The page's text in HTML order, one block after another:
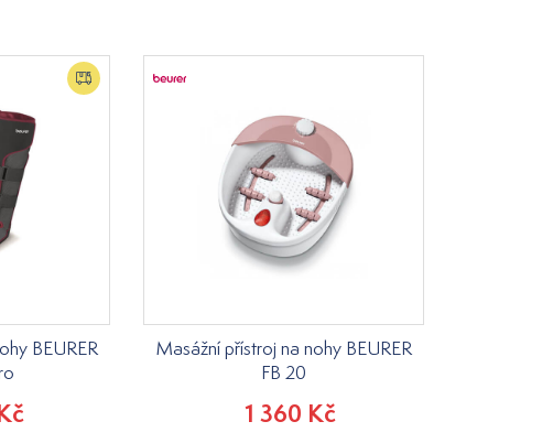
BEURER
Masážní přístroj na nohy BEURER
FB 20
1 360 Kč